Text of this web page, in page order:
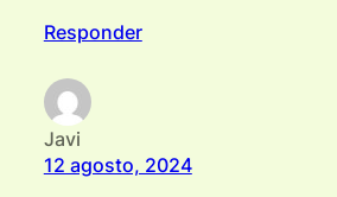
Responder
Javi
12 agosto, 2024